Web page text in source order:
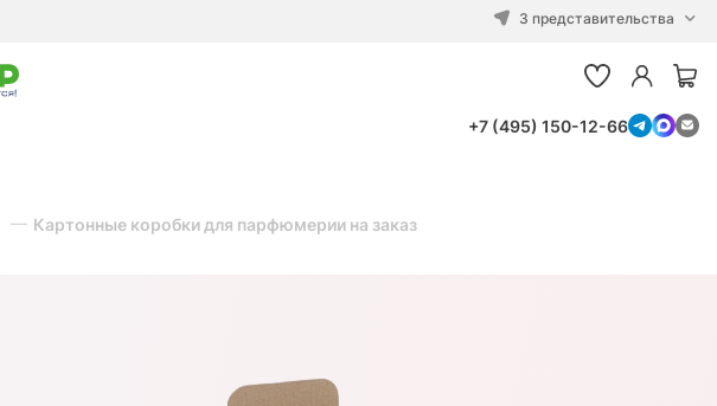
3 представительства
+7 (495) 150-12-66
Картонные коробки для парфюмерии на заказ